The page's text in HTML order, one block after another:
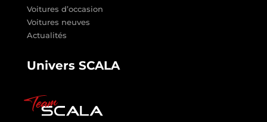
Voitures d’occasion
Voitures neuves
Actualités
Univers SCALA